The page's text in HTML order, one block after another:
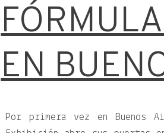
EN
Por primera vez en